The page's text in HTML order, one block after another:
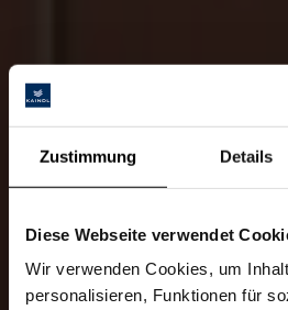
Zustimmung Details
Diese Webseite verwendet
Wir verwenden Cookies, um
personalisieren, Funktionen für